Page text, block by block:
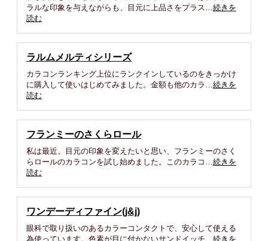
ラルな印象を与えながらも、目元に上品さをプラス…続きを
読む
ラルムメルティシリーズ
カラコンランキング上位にランクインしているのをきっかけ
に購入して使いはじめてみました。金額も他のカラ…続きを
読む
フランミーのさくらロール
私は最近、目元の印象を変えたいと思い、フランミーのさく
らロールのカラコンを試し始めました。このカラコ…続きを
読む
ワンデーディファイン(j&j)
眼科で取り扱いのあるカラーコンタクトで、安心して使える
為使っています。色素が目に付かないサンドイッチ… 続きを